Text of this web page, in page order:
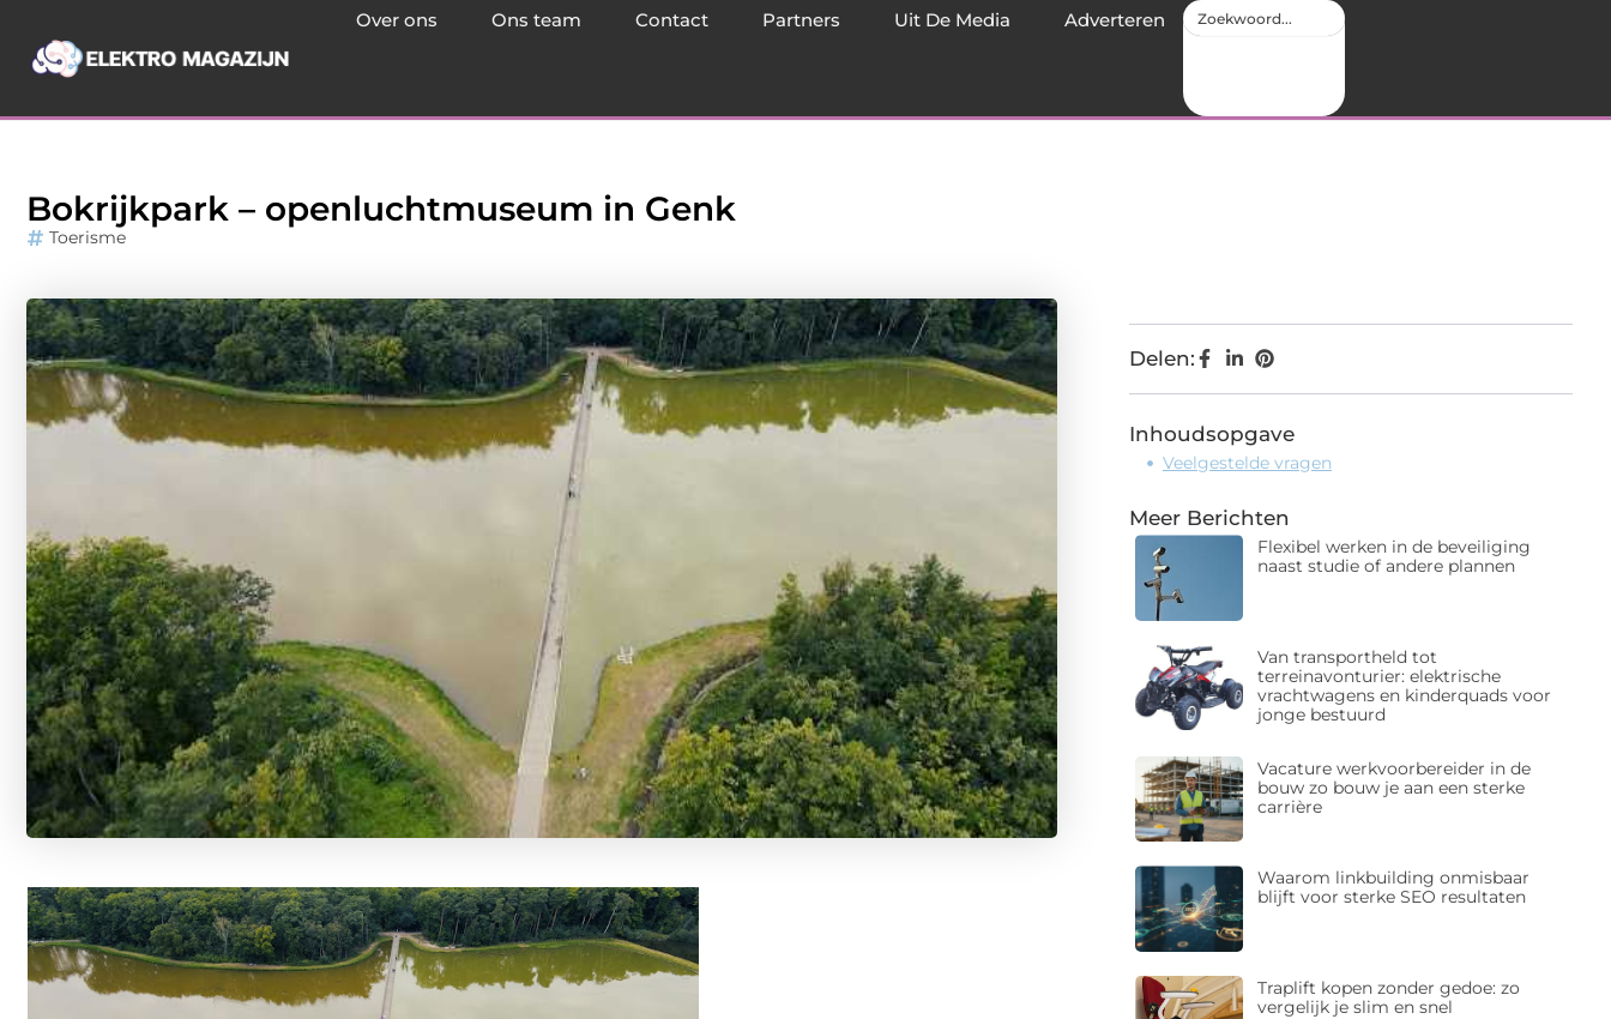
Over ons Ons team Contact Partners Uit De Media Adverteren
Bokrijkpark – openluchtmuseum in Genk
Toerisme
Delen:
Inhoudsopgave
Veelgestelde vragen
Meer Berichten
Flexibel werken in de beveiliging
naast studie of andere plannen
Van transportheld tot
terreinavonturier: elektrische
vrachtwagens en kinderquads voor
jonge bestuurd
Vacature werkvoorbereider in de
bouw zo bouw je aan een sterke
carrière
Waarom linkbuilding onmisbaar
blijft voor sterke SEO resultaten
Traplift kopen zonder gedoe: zo
vergelijk je slim en snel